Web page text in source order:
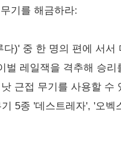
기를 해금하라:
)' 중 한 명의 편에 서서
벌 레일잭을 격추해 승리
근접 무기를 사용할 수
5종 '데스트레자', '오벡